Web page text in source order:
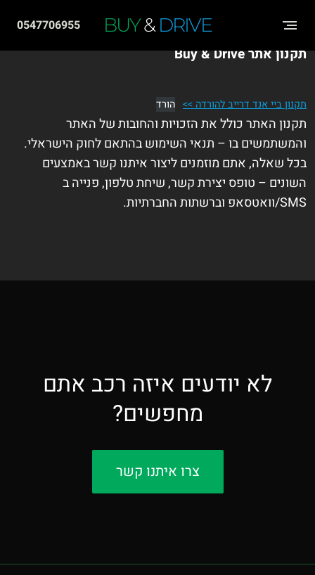
בְּאֲתָר
מֻפְעֶלֶת
מַעֲרֶכֶת
"נָגִישׁ
בִּקְלִיק"
הַמְּסַיַּעַת
לִנְגִישׁוּת
BUY&DRIVE
0547706955
תקנון אתר Buy & Drive
תקנון ביי אנד דרייב להורדה >> הורד
תקנון האתר כולל את הזכויות והחובות של האתר
והמשתמשים בו – תנאי השימוש בהתאם לחוק הישראלי.
בכל שאלה, אתם מוזמנים ליצור איתנו קשר באמצעים
השונים – טופס יצירת קשר, שיחת טלפון, פנייה ב
SMS/וואטסאפ וברשתות החברתיות.
לא יודעים איזה רכב אתם
מחפשים?
צרו איתנו קשר